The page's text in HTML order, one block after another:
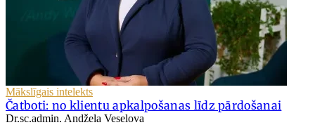
Mākslīgais intelekts
Čatboti: no klientu apkalpošanas līdz pārdošanai
Dr.sc.admin. Andžela Veselova